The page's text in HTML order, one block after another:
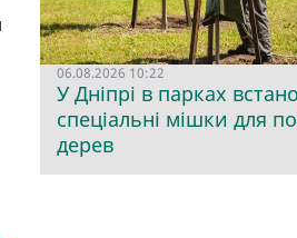
06.08.2026 10:22
У Дніпрі в парках
спеціальні мішки для
дерев